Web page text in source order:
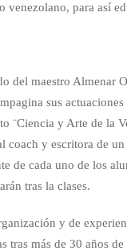
venezolano, para así
del maestro Almenar
sus
¨Ciencia y Arte de la
coach y escritora de un
de cada uno de los
tras la clases.
y de
tras más de 30 años